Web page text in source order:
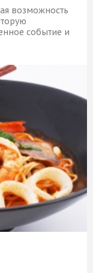
возможность
событие и